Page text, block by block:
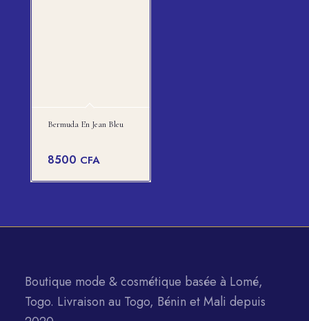
Bermuda En Jean Bleu
8500 CFA
Boutique mode & cosmétique basée à Lomé,
Togo. Livraison au Togo, Bénin et Mali depuis